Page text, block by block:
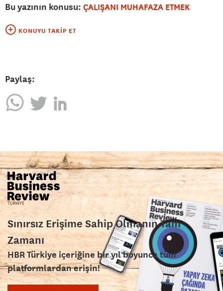
Bu yazının konusu: ÇALIŞANI MUHAFAZA ETMEK
KONUYU TAKIP ET
Paylaş:
Sınırsız Erişime Sahip Olmanın Tam
Zamanı
HBR Türkiye içeriğine bir yıl boyunca tüm
platformlardan erişin!